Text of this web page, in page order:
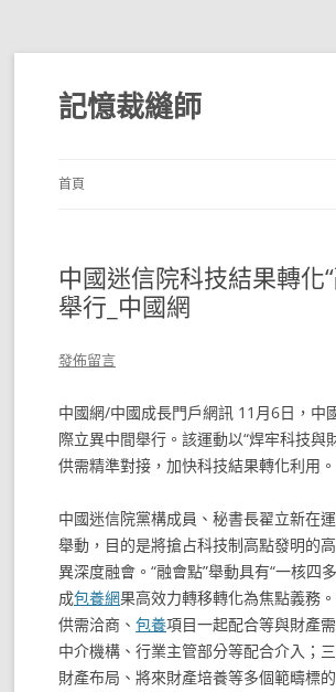
跳
主
要
內
記憶裁縫師
首頁
中國迷信院科技結果轉化
舉行_中國網
發佈留言
中國網/中國成長門戶網訊 11月6日，中
際立異中間舉行。該運動以“焊牢科技
供需精準對接，加快科技結果轉化利用。
中國迷信院黨構成員、秘書長翟立新在
舉動，目的是將搶占科技制高點發明的
異深度融會。“融會點”舉動具有“一核四
成包養網果高效力轉移轉化為焦點義務
供需洽商、 包養項目一起配合等與財產
中介機構、行業主管部分等配合介入；
財產布局、將來財產培養等多個範疇標